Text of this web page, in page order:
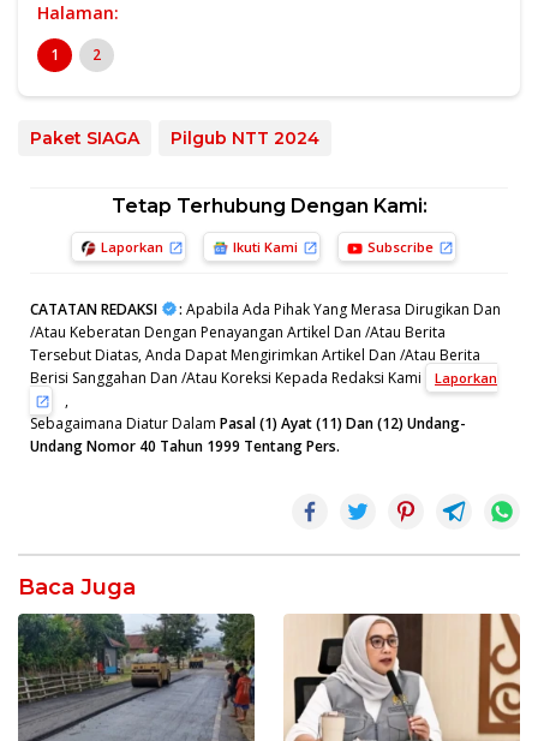
Halaman:
1 2
Paket SIAGA Pilgub NTT 2024
Tetap Terhubung Dengan Kami:
Laporkan Ikuti Kami Subscribe
CATATAN REDAKSI : Apabila Ada Pihak Yang Merasa Dirugikan Dan
/Atau Keberatan Dengan Penayangan Artikel Dan /Atau Berita
Tersebut Diatas, Anda Dapat Mengirimkan Artikel Dan /Atau Berita
Berisi Sanggahan Dan /Atau Koreksi Kepada Redaksi Kami
Laporkan
,
Sebagaimana Diatur Dalam Pasal (1) Ayat (11) Dan (12) Undang-
Undang Nomor 40 Tahun 1999 Tentang Pers.
Baca Juga